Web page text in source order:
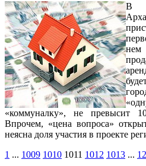
В
«коммуналку», не превысит
Впрочем, «цена вопроса»
неясна доля участия в проекте
1 ... 1009 1010 1011 1012 1013 ...